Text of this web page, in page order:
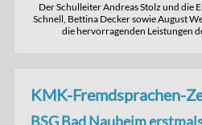
Der Schulleiter Andreas Stolz und die
Schnell, Bettina Decker sowie August
die hervorragenden Leistungen
KMK-Fremdsprachen-
BSG Bad Nauheim